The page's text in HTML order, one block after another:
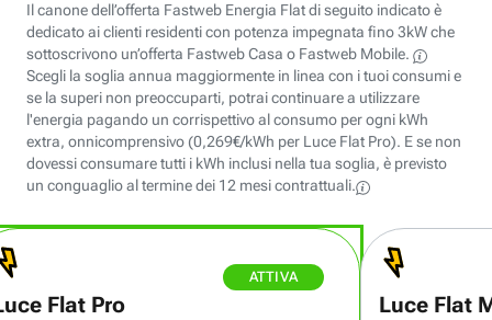
Il canone dell’offerta Fastweb Energia Flat di seguito indicato è
dedicato ai clienti residenti con potenza impegnata fino 3kW che
sottoscrivono un’offerta Fastweb Casa o Fastweb Mobile.
Scegli la soglia annua maggiormente in linea con i tuoi consumi e
se la superi non preoccuparti, potrai continuare a utilizzare
l'energia pagando un corrispettivo al consumo per ogni kWh
extra, onnicomprensivo (0,269€/kWh per Luce Flat Pro). E se non
dovessi consumare tutti i kWh inclusi nella tua soglia, è previsto
un conguaglio al termine dei 12 mesi contrattuali.
Flat Pro
ATTIVA
Luce Flat